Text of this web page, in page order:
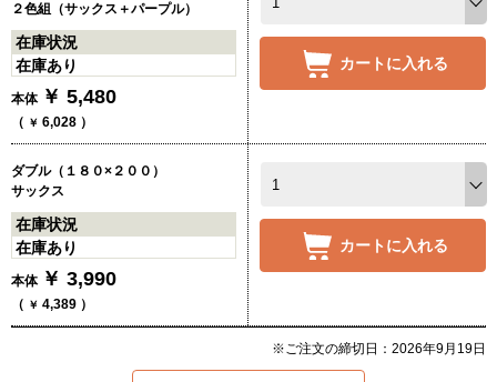
２色組（サックス＋パープル）
在庫状況
在庫あり
本体 ￥ 5,480
（ ￥ 6,028 ）
カートに入れる
ダブル（１８０×２００）
サックス
在庫状況
在庫あり
本体 ￥ 3,990
（ ￥ 4,389 ）
カートに入れる
※ご注文の締切日：2026年9月19日